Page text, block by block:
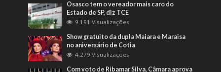
Osasco tem o vereador mais caro do
Estado de SP, diz TCE
9.191 Visualizações
Show gratuito da dupla Maiara e Maraisa
no aniversário de Cotia
4.279 Visualizações
Com voto de Ribamar Silva, Câmara aprova